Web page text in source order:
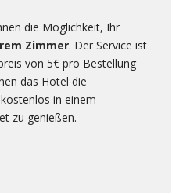
die Möglichkeit, Ihr
Zimmer. Der Service ist
von 5€ pro Bestellung
das Hotel die
in einem
zu genießen.